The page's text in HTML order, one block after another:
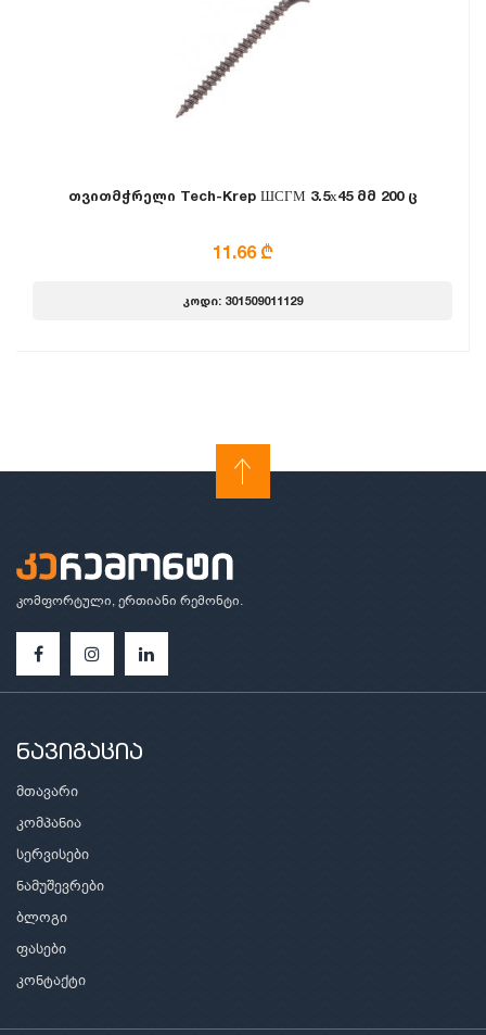
თვითმჭრელი Tech-Krep ШСГМ 3.5х45 მმ 200 ც
11.66 ₾
კოდი: 301509011129
კომფორტული, ერთიანი რემონტი.
ნავიგაცია
მთავარი
კომპანია
სერვისები
ნამუშევრები
ბლოგი
ფასები
კონტაქტი